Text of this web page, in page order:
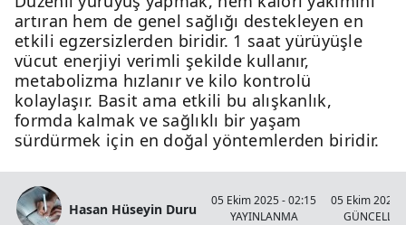
artıran hem de genel sağlığı destekleyen en
etkili egzersizlerden biridir. 1 saat yürüyüşle
vücut enerjiyi verimli şekilde kullanır,
metabolizma hızlanır ve kilo kontrolü
kolaylaşır. Basit ama etkili bu alışkanlık,
formda kalmak ve sağlıklı bir yaşam
sürdürmek için en doğal yöntemlerden biridir.
Hasan Hüseyin Duru
05 Ekim 2025 - 02:15
YAYINLANMA
05 Ekim 2025